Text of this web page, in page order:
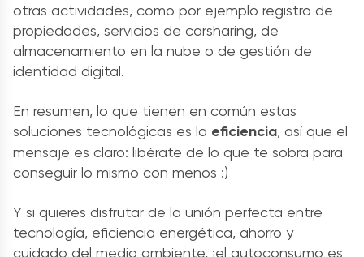
otras actividades, como por ejemplo registro de
propiedades, servicios de carsharing, de
almacenamiento en la nube o de gestión de
identidad digital.
En resumen, lo que tienen en común estas
soluciones tecnológicas es la eficiencia, así que el
mensaje es claro: libérate de lo que te sobra para
conseguir lo mismo con menos :)
Y si quieres disfrutar de la unión perfecta entre
tecnología, eficiencia energética, ahorro y
cuidado del medio ambiente, ¡el autoconsumo es